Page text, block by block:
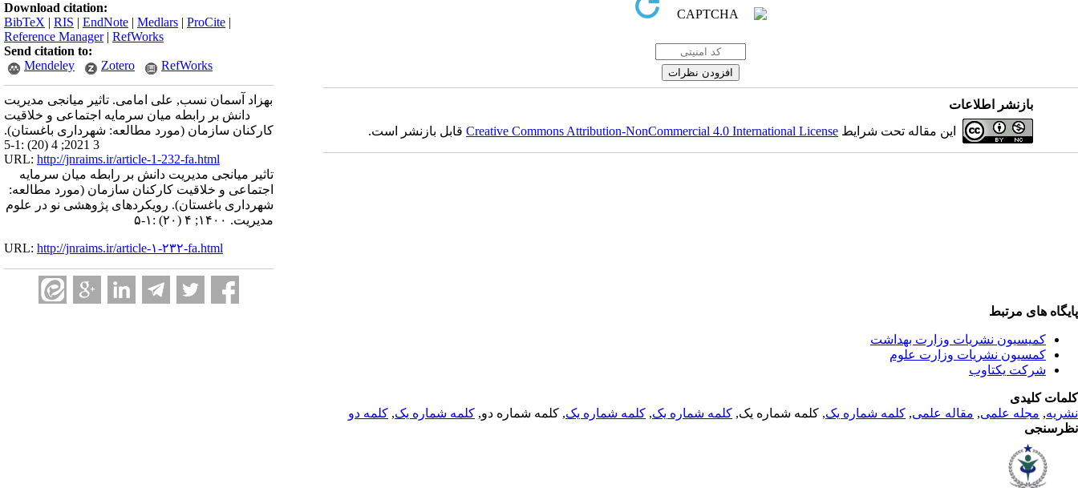
Download citation:
BibTeX | RIS | EndNote | Medlars | ProCite |
Reference Manager| RefWorks
Send citation to:
Mendeley
Zotero RefWorks
بهزاد آسمان نسب, علی امامی. تاثیر میانجی مدیریت
دانش بر رابطه میان سرمایه اجتماعی و خلاقیت
کارکنان سازمان (مورد مطالعه: شهرداری باغستان).
3 2021; 4 (20) :1-5
URL: http://jnraims.ir/article-1-232-fa.html
تاثیر میانجی مدیریت دانش بر رابطه میان سرمایه
اجتماعی و خلاقیت کارکنان سازمان (مورد مطالعه:
شهرداری باغستان). رویکردهای پژوهشی نو در علوم
مدیریت. ۱۴۰۰; ۴ (۲۰) :۱-۵
URL: http://jnraims.ir/article-۱-۲۳۲-fa.html
بازنشر اطلاعات
این مقاله تحت شرایط Creative Commons Attribution-NonCommercial 4.0 International Licenseقابل بازنشر است.
پایگاه های مرتبط
کمیسیون نشریات وزارت بهداشت
کمسیون نشریات وزارت علوم
شرکت یکتاوب
کلمات کلیدی
نشریه, مجله علمی, مقاله علمی, کلمه شماره یک, کلمه شماره یک, کلمه شماره یک, کلمه شماره یک, کلمه شماره دو, کلمه شماره یک, کلمه دو
نظرسنجی